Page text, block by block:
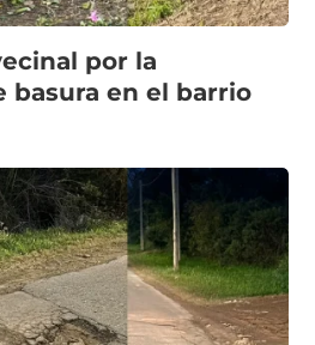
por la
basura en el barrio